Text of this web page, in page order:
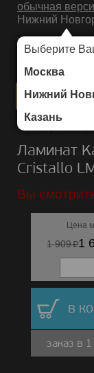
обычная
Нижний
Выберите
Москва
Нижний
Казань
ИНТЕРНЕТ-МАГАЗИН
Каталог/Ламинат/
Ламинат
Cristallo
Вы
Цена м
1 909p1
в
заказ в